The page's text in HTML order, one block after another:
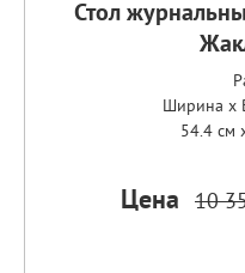
Стол
Ширина x
54.4 см
Цена 10